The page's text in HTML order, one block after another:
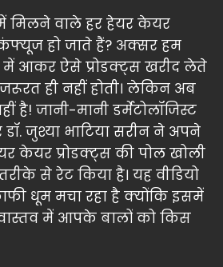
मिलने वाले हर हेयर केयर
हो जाते हैं? अक्सर हम
में आकर ऐसे प्रोडक्ट्स खरीद लेते
ही नहीं होती। लेकिन अब
है! जानी-मानी डर्मेटोलॉजिस्ट
जुश्या भाटिया सरीन ने अपने
केयर प्रोडक्ट्स की पोल खोली
से रेट किया है। यह वीडियो
धूम मचा रहा है क्योंकि इसमें
वास्तव में आपके बालों को किस